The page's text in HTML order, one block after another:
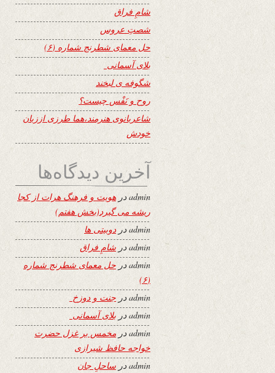
شامِ فراق
شصتِ عروس
حل معمای شطرنج شماره (۶)
بلای آسمانی
شگوفه ى لبخند
روح و نَفْس چیست؟
شاعربانوی هنرمند،هما طرزی اززبان
خودش
آخرین دیدگاه‌ها
adminدر هویت و فرهنگ هرات از کجا
ریشه می گیرد(بخش هفتم)
admin دردوبیتی ها
adminدر شامِ فراق
adminدر حل معمای شطرنج شماره
(۶)
adminدر جنت و دوزخ
adminدر بلای آسمانی
adminدر مخمس بر غزل حضرت
خواجه حافظ شیرازی
adminدر ساحلِ جان